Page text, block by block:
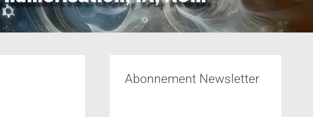
Abonnement Newsletter